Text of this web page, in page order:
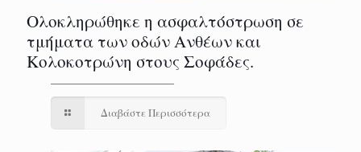
Ολοκληρώθηκε η ασφαλτόστρωση σε
τμήματα των οδών Ανθέων και
Κολοκοτρώνη στους Σοφάδες.
Διαβάστε Περισσότερα